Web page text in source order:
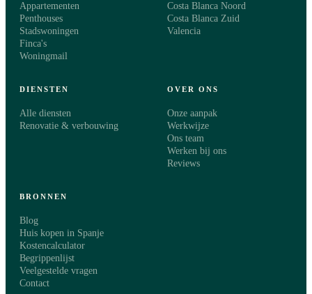
Appartementen
Penthouses
Stadswoningen
Finca's
Woningmail
Costa Blanca Noord
Costa Blanca Zuid
Valencia
DIENSTEN
Alle diensten
Renovatie & verbouwing
OVER ONS
Onze aanpak
Werkwijze
Ons team
Werken bij ons
Reviews
BRONNEN
Blog
Huis kopen in Spanje
Kostencalculator
Begrippenlijst
Veelgestelde vragen
Contact